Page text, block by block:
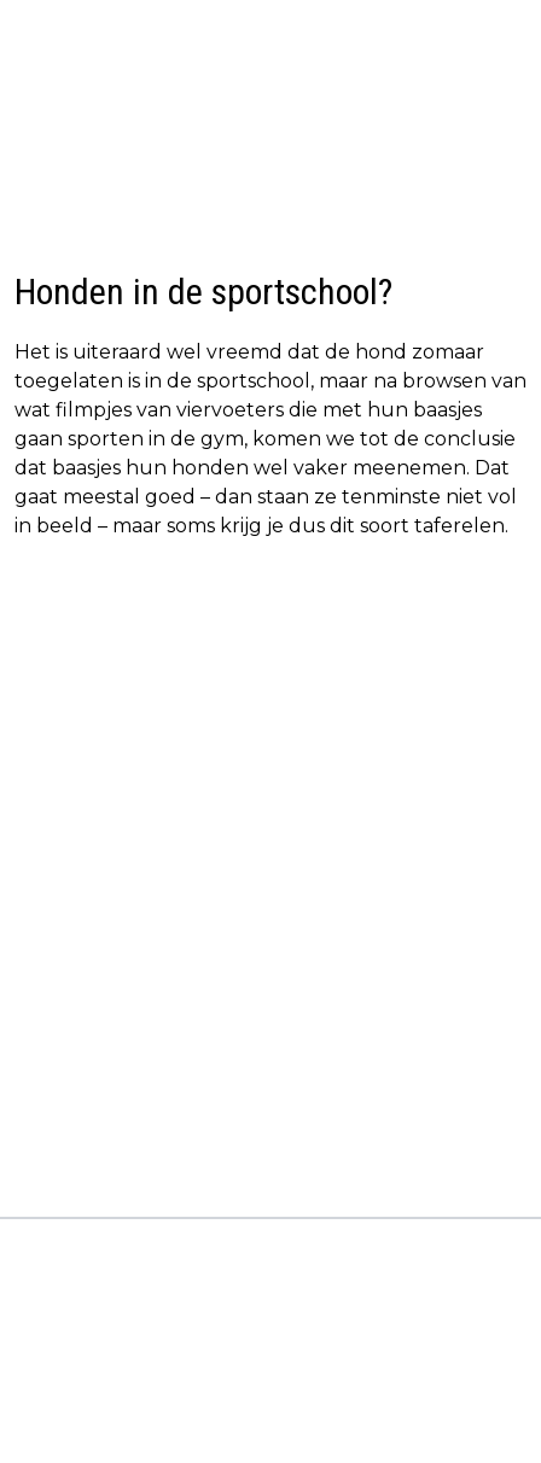
Honden in de sportschool?
Het is uiteraard wel vreemd dat de hond zomaar
toegelaten is in de sportschool, maar na browsen van
wat filmpjes van viervoeters die met hun baasjes
gaan sporten in de gym, komen we tot de conclusie
dat baasjes hun honden wel vaker meenemen. Dat
gaat meestal goed – dan staan ze tenminste niet vol
in beeld – maar soms krijg je dus dit soort taferelen.